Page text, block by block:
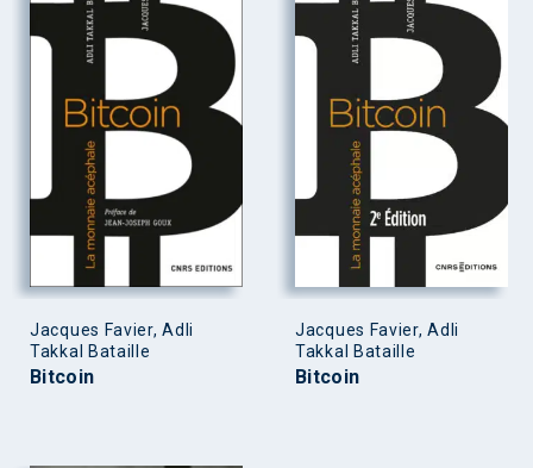
Jacques Favier, Adli
Takkal Bataille
Bitcoin
Jacques Favier, Adli
Takkal Bataille
Bitcoin